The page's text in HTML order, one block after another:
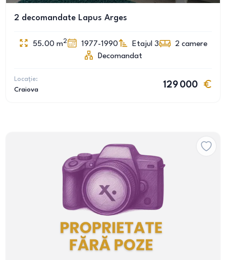
2 decomandate Lapus Arges
55.00 m2 1977-1990 Etajul 3 2 camere
Decomandat
Locație:
Craiova
129 000